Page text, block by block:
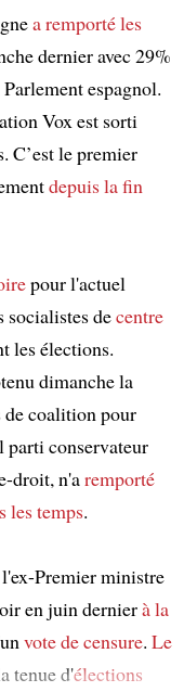
a remportéles
dernier avec 29%
espagnol.
Vox est sorti
C’est le premier
depuisla fin
pour l'actuel
socialistes decentre
les élections.
dimanche la
coalition pour
conservateur
droit, n'aremporté
les temps.
Premier ministre
en juin dernierà la
vote de censure. Le
tenue d'élections